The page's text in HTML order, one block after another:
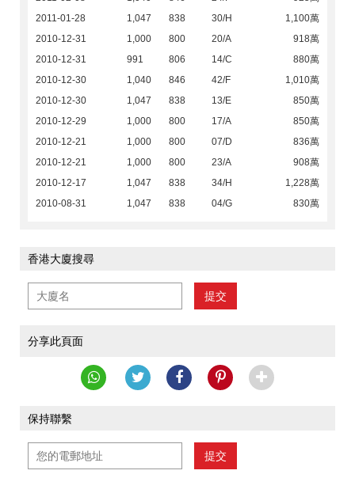
2011-01-28
1,047 838 30/H
1,100萬
2010-12-31
1,000 800 20/A
918萬
2010-12-31
991 806 14/C
880萬
2010-12-30
1,040 846 42/F
1,010萬
2010-12-30
1,047 838 13/E
850萬
2010-12-29
1,000 800 17/A
850萬
2010-12-21
1,000 800 07/D
836萬
2010-12-21
1,000 800 23/A
908萬
2010-12-17
1,047 838 34/H
1,228萬
2010-08-31
1,047 838 04/G 830萬
香港大廈搜尋
提交
分享此頁面
保持聯繫
提交